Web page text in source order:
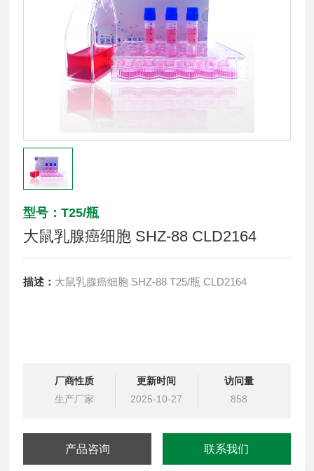
型号：T25/瓶
大鼠乳腺癌细胞 SHZ-88 CLD2164
描述： 大鼠乳腺癌细胞 SHZ-88 T25/瓶 CLD2164
厂商性质
生产厂家
更新时间
2025-10-27
访问量
858
产品咨询 联系我们